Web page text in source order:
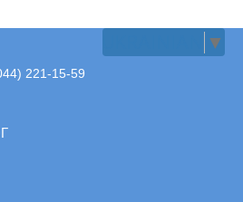
▼
221-15-59